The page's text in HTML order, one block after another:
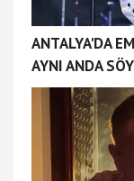
ANTALYA'DA
AYNI ANDA